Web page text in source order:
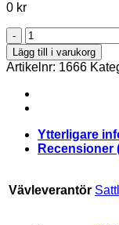
0 kr
VÄVPROV:
338609
mängd
Lägg till i varukorg
Artikelnr: 1666
Ytterligare
Recensioner
Vävleverantör